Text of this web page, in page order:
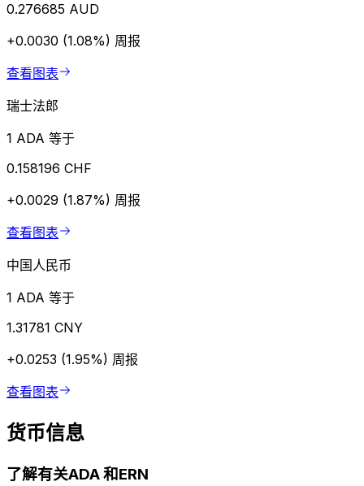
0.276685 AUD
+0.0030 (1.08%) 周报
查看图表
瑞士法郎
1 ADA 等于
0.158196 CHF
+0.0029 (1.87%) 周报
查看图表
中国人民币
1 ADA 等于
1.31781 CNY
+0.0253 (1.95%) 周报
查看图表
货币信息
了解有关ADA 和ERN